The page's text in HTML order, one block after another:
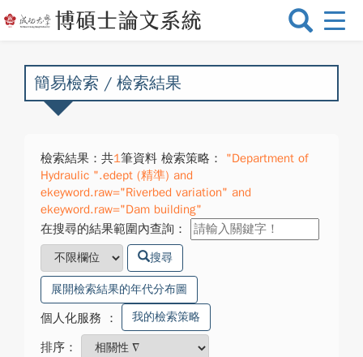
選
換
簡易檢索 / 檢索結果
檢索結果：共1筆資料 檢索策略：
"Department of
Hydraulic ".edept (精準) and
ekeyword.raw="Riverbed variation" and
ekeyword.raw="Dam building"
在搜尋的結果範圍內查詢：
搜尋
展開檢索結果的年代分布圖
個人化服務 ： 我的檢索策略
排序：